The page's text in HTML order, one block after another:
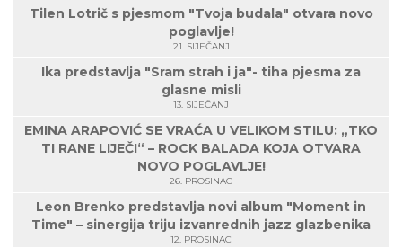
Tilen Lotrič s pjesmom "Tvoja budala" otvara novo
poglavlje!
21. SIJEČANJ
Ika predstavlja "Sram strah i ja"- tiha pjesma za
glasne misli
13. SIJEČANJ
EMINA ARAPOVIĆ SE VRAĆA U VELIKOM STILU: „TKO
TI RANE LIJEČI“ – ROCK BALADA KOJA OTVARA
NOVO POGLAVLJE!
26. PROSINAC
Leon Brenko predstavlja novi album "Moment in
Time" – sinergija triju izvanrednih jazz glazbenika
12. PROSINAC